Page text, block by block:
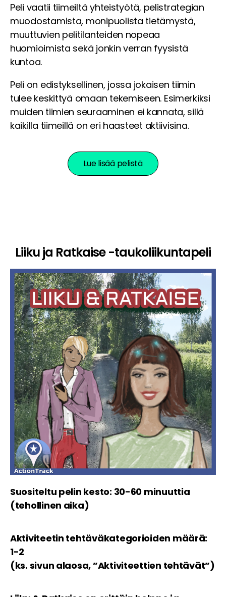
Peli vaatii tiimeiltä yhteistyötä, pelistrategian
muodostamista, monipuolista tietämystä,
muuttuvien pelitilanteiden nopeaa
huomioimista sekä jonkin verran fyysistä
kuntoa.
Peli on edistyksellinen, jossa jokaisen tiimin
tulee keskittyä omaan tekemiseen. Esimerkiksi
muiden tiimien seuraaminen ei kannata, sillä
kaikilla tiimeillä on eri haasteet aktiivisina.
Lue lisää pelistä
Liiku ja Ratkaise -taukoliikuntapeli
Suositeltu pelin kesto: 30-60 minuuttia
(tehollinen aika)
Aktiviteetin tehtäväkategorioiden määrä:
1-2
(ks. sivun alaosa, ”Aktiviteettien tehtävät”)